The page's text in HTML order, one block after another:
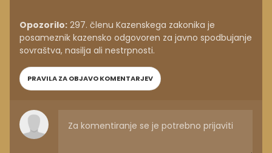
Opozorilo: 297. členu Kazenskega zakonika je
posameznik kazensko odgovoren za javno spodbujanje
sovraštva, nasilja ali nestrpnosti.
PRAVILA ZA OBJAVO KOMENTARJEV